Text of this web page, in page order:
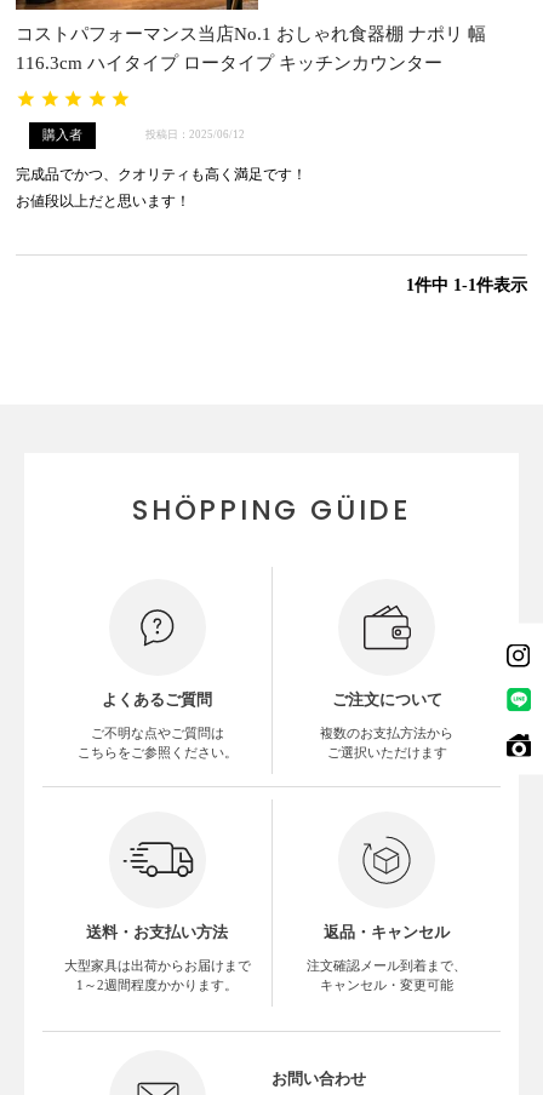
コストパフォーマンス当店No.1 おしゃれ食器棚 ナポリ 幅
116.3cm ハイタイプ ロータイプ キッチンカウンター
購入者 投稿日 2025/06/12
完成品でかつ、クオリティも高く満足です！
お値段以上だと思います！
1件中 1-1件表示
SHÖPPING GÜIDE
よくあるご質問
ご不明な点やご質問は
こちらをご参照ください。
ご注文について
複数のお支払方法から
ご選択いただけます
送料・お支払い方法
大型家具は出荷からお届けまで
1～2週間程度かかります。
返品・キャンセル
注文確認メール到着まで、
キャンセル・変更可能
お問い合わせ